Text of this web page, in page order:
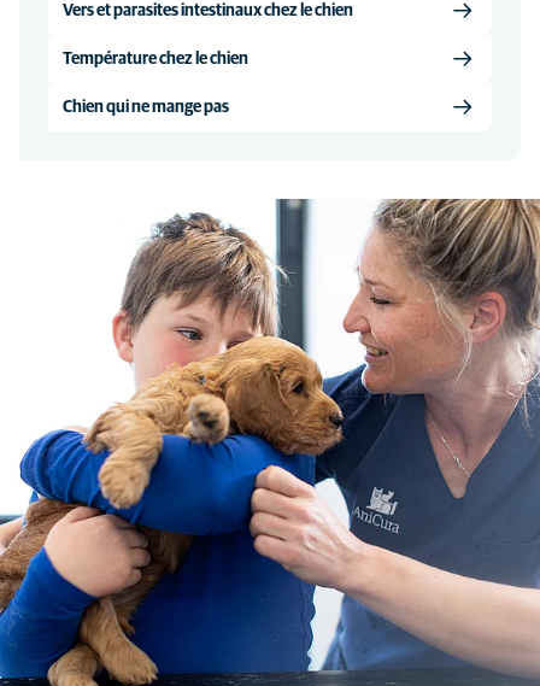
Vers et parasites intestinaux chez le chien
Température chez le chien
Chien qui ne mange pas